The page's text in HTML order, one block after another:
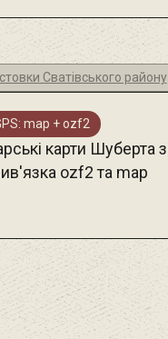
Сватівського району
map + ozf2
карти Шуберта з
ozf2 та map